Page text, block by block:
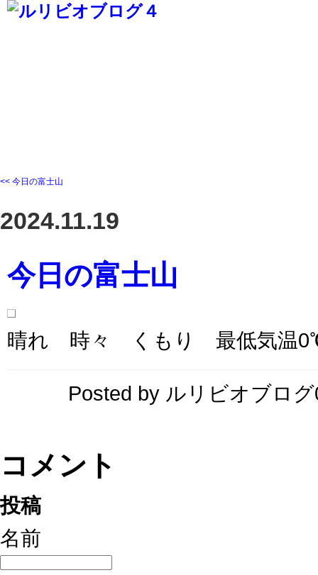
<< 今日の富士山
2024.11.19
今日の富士山
晴れ 時々 くもり 最低気温
Posted by ルリビオブロ
コメント
投稿
名前